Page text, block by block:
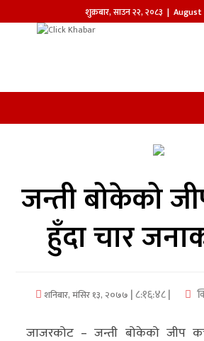
शुक्रबार,साउन२२,२०८३ | August
खबर
समाज
आजको
पत्रिका
सम्पादकीय
जन्ती बोकेको
हुँदा चार
शनिबार, मंसिर १३, २०७७ | ८:१६:४८ |
जाजरकोट – जन्ती बोकेको जीप